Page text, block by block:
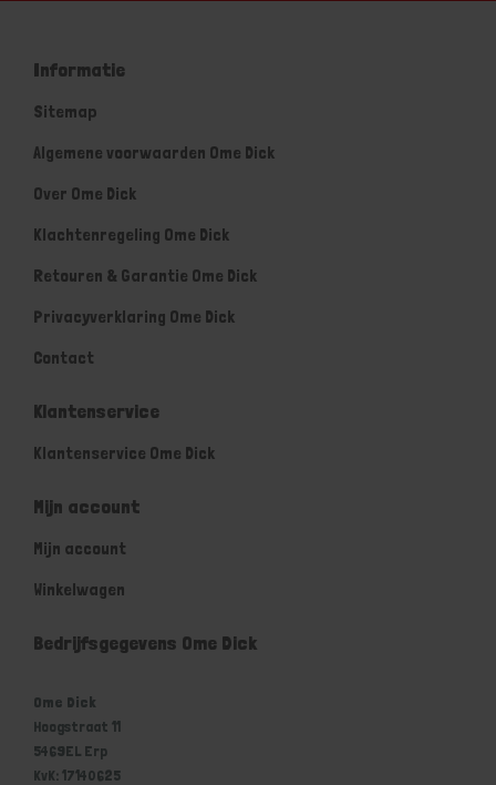
Informatie
Sitemap
Algemene voorwaarden Ome Dick
Over Ome Dick
Klachtenregeling Ome Dick
Retouren & Garantie Ome Dick
Privacyverklaring Ome Dick
Contact
Klantenservice
Klantenservice Ome Dick
Mijn account
Mijn account
Winkelwagen
Bedrijfsgegevens Ome Dick
Ome Dick
Hoogstraat 11
5469EL Erp
KvK: 17140625